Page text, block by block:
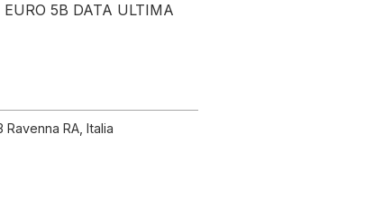
5B DATA ULTIMA
Ravenna RA, Italia